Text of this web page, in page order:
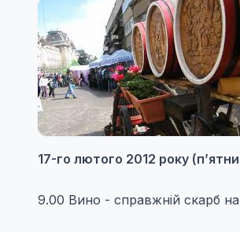
17-го лютого 2012 року
9.00 Вино - справжній скарб